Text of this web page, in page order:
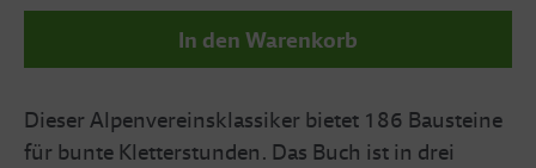
In den Warenkorb
Dieser Alpenvereinsklassiker bietet 186 Bausteine
für bunte Kletterstunden. Das Buch ist in drei